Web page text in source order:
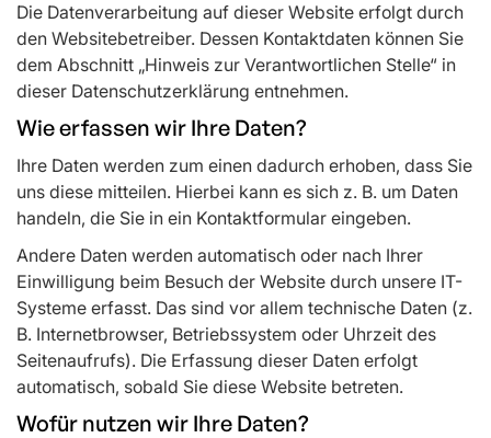
Die Datenverarbeitung auf dieser Website erfolgt durch
den Websitebetreiber. Dessen Kontaktdaten können Sie
dem Abschnitt „Hinweis zur Verantwortlichen Stelle“ in
dieser Datenschutzerklärung entnehmen.
Wie erfassen wir Ihre Daten?
Ihre Daten werden zum einen dadurch erhoben, dass Sie
uns diese mitteilen. Hierbei kann es sich z. B. um Daten
handeln, die Sie in ein Kontaktformular eingeben.
Andere Daten werden automatisch oder nach Ihrer
Einwilligung beim Besuch der Website durch unsere IT-
Systeme erfasst. Das sind vor allem technische Daten (z.
B. Internetbrowser, Betriebssystem oder Uhrzeit des
Seitenaufrufs). Die Erfassung dieser Daten erfolgt
automatisch, sobald Sie diese Website betreten.
Wofür nutzen wir Ihre Daten?